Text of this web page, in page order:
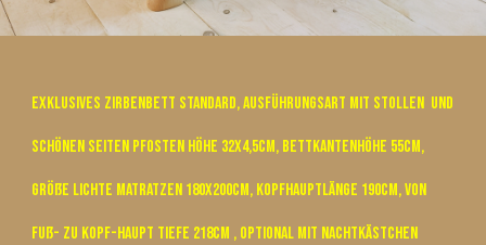
Exklusives Zirbenbett Standard,Ausführungsart MIT STOLLEN und
schönen Seiten Pfosten höhe 32x4,5cm, Bettkantenhöhe 55cm,
Größe Lichte Matratzen 180x200cm, Kopfhauptlänge 190cm, von
Fuß- zu Kopf-Haupt tiefe 218cm , Optional mit Nachtkästchen